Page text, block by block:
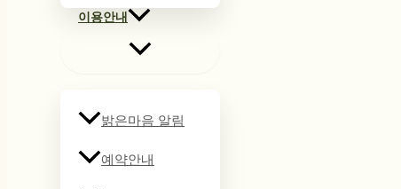
이용안내
밝은마음 알림
예약안내